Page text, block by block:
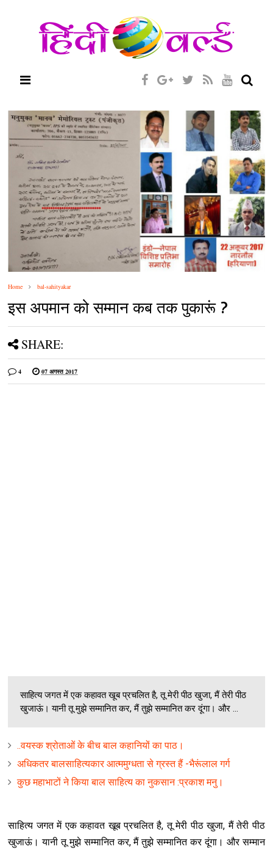
Home bal-sahityakar
इस अपमान को सम्मान कब तक पुकारूं ?
SHARE:
4 07 अगस्त 2017
साहित्य जगत में एक कहावत खूब प्रचलित है, तू मेरी पीठ खुजा, मैं तेरी पीठ
खुजाऊं। यानी तू मुझे सम्मानित कर, मैं तुझे सम्मानित कर दूंगा। और ...
..वयस्‍क श्रोताओं के बीच बाल कहानियों का पाठ।
अधिकतर बालसाहित्‍यकार आत्‍ममुग्‍धता से ग्रस्‍त हैं -भैरूंलाल गर्ग
कुछ महाभाटों ने किया बाल साहित्‍य का नुकसान :प्रकाश मनु।
साहित्य जगत में एक कहावत खूब प्रचलित है, तू मेरी पीठ खुजा, मैं तेरी पीठ
खुजाऊं। यानी तू मुझे सम्मानित कर, मैं तुझे सम्मानित कर दूंगा। और सम्मान